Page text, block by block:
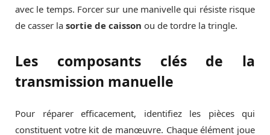
avec le temps. Forcer sur une manivelle qui résiste risque
de casser la sortie de caisson ou de tordre la tringle.
Les composants clés de la
transmission manuelle
Pour réparer efficacement, identifiez les pièces qui
constituent votre kit de manœuvre. Chaque élément joue